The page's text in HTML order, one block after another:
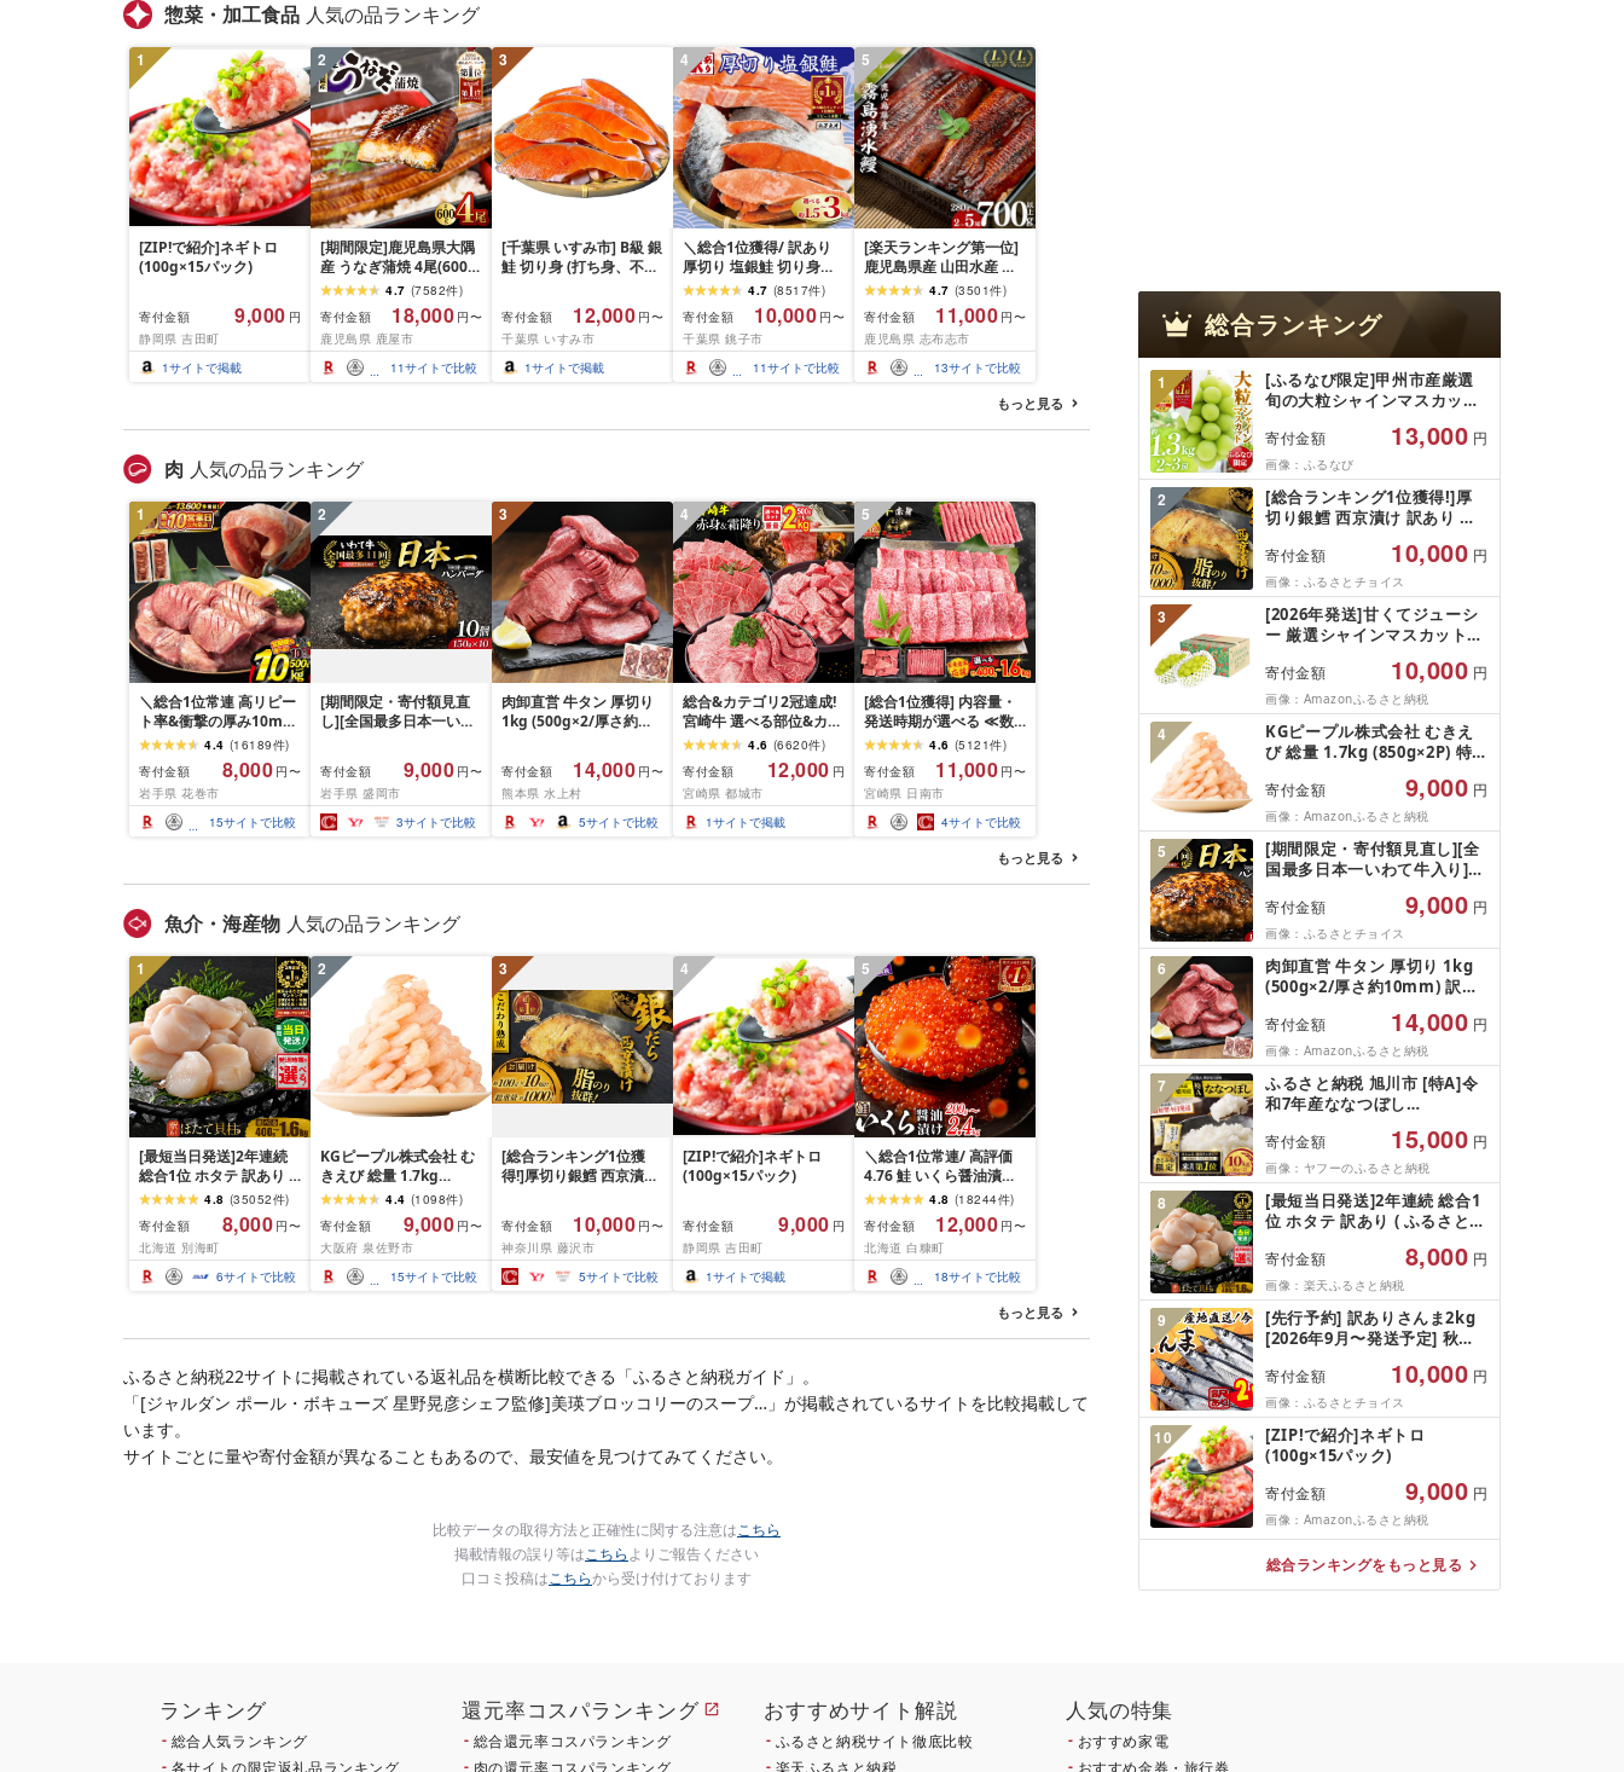
惣菜・加工食品 人気の品ランキング
1
[ZIP!で紹介]ネギトロ
(100g×15パック)
寄付金額 9,000 円
静岡県 吉田町
1サイトで掲載
2
[期間限定]鹿児島県大隅
産 うなぎ蒲焼 4尾(600g)
KN007-004-04-cp18 う
なぎ 鰻 魚 惣菜 総菜
4.7 (7582件)
寄付金額
18,000 円〜
鹿児島県 鹿屋市
11サイトで比較
3
[千葉県 いすみ市] B級 銀
鮭 切り身 (打ち身、不揃
凍 魚 訳あり 海鮮 西川
おつまみ おかず
寄付金額 12,000 円〜
千葉県 いすみ市
1サイトで掲載
4
＼総合1位獲得/ 訳あり
厚切り 塩銀鮭 切り身
1.5kg 2kg 3kg 定期便
[選べる内容量] 人気 鮭
さけ しゃけ サーモン 魚
魚介類 魚介 魚貝 水産 海
鮮 海産物 冷凍 厚切 肉
厚 塩鮭 銀鮭 ふるさと 送
4.7 (8517件)
寄付金額
10,000 円〜
千葉県 銚子市
11サイトで比較
5
[楽天ランキング第一位]
鹿児島県産 山田水産 霧
島湧水鰻[2尾 or 3尾 or 4
尾 or 5尾](1尾140g) う
なぎ 鰻 ウナギ 2尾 3尾 4
尾 5尾 国産 蒲焼 かばや
き 冷凍 惣菜 うな重 人気
期間限定[高評価★4.74]
4.7 (3501件)
寄付金額
11,000 円〜
鹿児島県 志布志市
13サイトで比較
もっと見る
肉 人気の品ランキング
1
＼総合1位常連 高リピー
ト率&衝撃の厚み10mm
厚切り牛タン 塩味/ ≪ス
ピード発送!!10営業日以
内発送≫ 選べる内容量
500g / 1kg 定期便 毎月
届く 牛肉 肉 BBQ ふるさ
と 人気 ランキング 岩手
4.4 (16189件)
寄付金額
8,000 円〜
岩手県 花巻市
15サイトで比較
2
[期間限定・寄付額見直
し][全国最多日本一いわ
1.5kg(150g×10個) いわ
て牛 × 岩中豚 ハンバー
グ 合挽き 合い挽き 黒毛
和牛 人気 冷凍 個包装 小
分け 冷凍 牛肉 豚肉 和牛
キング 1位 1万円以下 岩
手県 盛岡市 東北 岩手 盛
岡 shikoku001k
寄付金額 9,000 円〜
岩手県 盛岡市
3サイトで比較
3
肉卸直営 牛タン 厚切り
1kg (500g×2/厚さ約
牛肉 焼肉 冷凍 スライス
業務用 バーベキュー
BBQ おつまみ ギフト お
祝い お中元 夏ギフト
寄付金額 14,000 円〜
熊本県 水上村
5サイトで比較
4
総合&カテゴリ2冠達成!
宮崎牛 選べる部位&カッ
ト (赤身&霜降り)or(赤身
のみ) 500g 1kg 2kg[発
送時期が選べる] 牛肉 焼
肉 すき焼き しゃぶしゃ
ぶ ステーキ ギフト お中
4.6 (6620件)
寄付金額
12,000 円
宮崎県 都城市
1サイトで掲載
5
[総合1位獲得] 内容量・
発送時期が選べる ≪数
量限定≫ 宮崎牛 赤身 ス
ライス 焼肉 国産 肉 牛肉
薄切り 黒毛和牛 A4 A5
人気 小分け 焼き肉 すき
焼き しゃぶしゃぶ 牛丼
BBQ ギフト 贈り物 おす
すめ 畜産農家応援 ミヤ
4.6 (5121件)
寄付金額
11,000 円〜
宮崎県 日南市
4サイトで比較
もっと見る
魚介・海産物 人気の品ランキング
1
[最短当日発送]2年連続
総合1位 ホタテ 訳あり (
ふるさと納税 ほたて ふ
るさと納税 訳あり 帆立
ふるさと わけあり ホタ
テ貝柱 貝 人気 不揃い 刺
身 規格外 魚介 ランキン
グ 海鮮 冷凍 発送時期が
4.8 (35052件)
寄付金額
8,000 円〜
北海道 別海町
6サイトで比較
2
KGピープル株式会社 む
きえび 総量 1.7kg
(850g×2P) 特大 5Lサイ
ズ バナメイエビ バラ凍
結 下処理不要 サイズ不
揃い 訳あり
4.4 (1098件)
寄付金額
9,000 円〜
大阪府 泉佐野市
15サイトで比較
3
[総合ランキング1位獲
得!]厚切り銀鱈 西京漬け
約 1,000g (約 100g × 10
切) 西京味噌 西京みそ 味
噌漬け みそ 味噌 鮮魚 魚
介 銀だら 銀ダラ ギンダ
ラ ぎんだら 鱈 タラ 魚
礼品 おかず おつまみ お
酒のあて 家計応援
10000円 魚喜 神奈川 湘
寄付金額 10,000 円〜
神奈川県 藤沢市
5サイトで比較
4
[ZIP!で紹介]ネギトロ
(100g×15パック)
寄付金額 9,000 円
静岡県 吉田町
1サイトで掲載
5
＼総合1位常連/ 高評価
4.76 鮭 いくら醤油漬け
ふるさと納税 いくら
200g / 400g / 800g /
1.6kg / 2.4kg 200g パッ
ク[選べる容量] 醤油漬け
海鮮 イクラ 小分け ふる
さと ランキング 人気 ギ
フト 高評価 ふるさと納
4.8 (18244件)
寄付金額
12,000 円〜
北海道 白糠町
18サイトで比較
もっと見る
ふるさと納税22サイトに掲載されている返礼品を横断比較できる「ふるさと納税ガイド」。
「[ジャルダン ポール・ボキューズ 星野晃彦シェフ監修]美瑛ブロッコリーのスープ…」が掲載されているサイトを比較掲載して
います。
サイトごとに量や寄付金額が異なることもあるので、最安値を見つけてみてください。
比較データの取得方法と正確性に関する注意はこちら
掲載情報の誤り等はこちらよりご報告ください
口コミ投稿はこちらから受け付けております
総合ランキング
1
[ふるなび限定]甲州市産厳選
旬の大粒シャインマスカット
(MG)B12-472 FN-Limited-
VO シャインマスカット フル
ーツ
寄付金額 13,000 円
画像：ふるなび
2
[総合ランキング1位獲得!]厚
切り銀鱈 西京漬け 訳あり 銀
100g × 10切) 西京味噌 西京み
そ 味噌漬け みそ 味噌 鮮魚 魚
介 銀だら 銀ダラ ギンダラ ぎ
んだら 鱈 タラ 魚 西京焼き 西
京漬 西京やき 冷凍 厳選 鮮魚
漬け魚 漬魚 新鮮 小分け 人気
返礼品 おかず おつまみ お酒
のあて 家計応援 10000円 魚
喜 神奈川 湘南 藤沢
寄付金額 10,000 円
画像：ふるさとチョイス
3
[2026年発送]甘くてジューシ
ー 厳選シャインマスカット
日)から10月下旬までの発送)
フルーツ ぶどう 果物 山梨県
産 2026 旬 大粒 高級 ブドウ
葡萄 富士吉田市
寄付金額 10,000 円
画像：Amazonふるさと納税
4
KGピープル株式会社 むきえ
び 総量 1.7kg (850g×2P) 特大
凍結 下処理不要 サイズ不揃い
訳あり
寄付金額 9,000 円
画像：Amazonふるさと納税
5
[期間限定・寄付額見直し][全
国最多日本一いわて牛入り]ハ
いわて牛 × 岩中豚 ハンバーグ
合挽き 合い挽き 黒毛和牛 人
気 冷凍 個包装 小分け 冷凍 牛
肉 豚肉 和牛 ビーフ ポーク は
んばーぐ 挽肉 お肉 ミンチ 肉
お弁当 hannba-gu ランキン
グ 1位 1万円以下 岩手県 盛岡
市 東北 岩手 盛岡
shikoku001k
寄付金額 9,000 円
画像：ふるさとチョイス
6
肉卸直営 牛タン 厚切り 1kg
(500g×2/厚さ約10mm) 訳あ
ライス 業務用 バーベキュー
BBQ おつまみ ギフト お祝い
お中元 夏ギフト
寄付金額 14,000 円
画像：Amazonふるさと納税
7
ふるさと納税 旭川市 [特A]令
和7年産ななつぼし
お米[さとふる限定]_05957
寄付金額 15,000 円
画像：ヤフーのふるさと納税
8
[最短当日発送]2年連続 総合1
位 ホタテ 訳あり ( ふるさと納
り 帆立 ふるさと わけあり ホ
タテ貝柱 貝 人気 不揃い 刺身
規格外 魚介 ランキング 海鮮
冷凍 発送時期が選べる 北海道
別海町 )(クラウドファンディ
ング対象)
寄付金額 8,000 円
画像：楽天ふるさと納税
9
[先行予約] 訳ありさんま2kg
[2026年9月〜発送予定] 秋刀
FISH 魚 新鮮 ごはん 夕飯 お
かず おつまみ 晩酌 米 丼 海産
物 海鮮 魚介 魚介類 テレビ
TV 放送 ニュース 番組 大船渡
大船渡市 三陸 被災 震災 火災
支援 応援 岩手県 国産 大船渡
応援 [東北超歌手]
寄付金額 10,000 円
画像：ふるさとチョイス
10
[ZIP!で紹介]ネギトロ
(100g×15パック)
寄付金額 9,000 円
画像：Amazonふるさと納税
総合ランキングをもっと見る
ランキング
総合人気ランキング
各サイトの限定返礼品ランキング
還元率コスパランキング
総合還元率コスパランキング
肉の還元率コスパランキング
おすすめサイト解説
ふるさと納税サイト徹底比較
楽天ふるさと納税
人気の特集
おすすめ家電
おすすめ金券・旅行券